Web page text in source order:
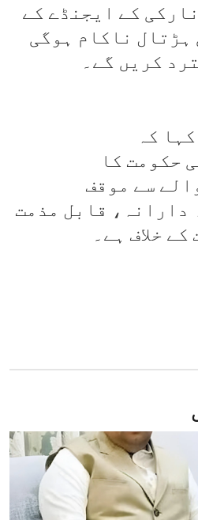
کے ایجنڈے کے
ہڑتال ناکام ہوگی
کریں گے۔
کہ
حکومت کا
سے موقف
دارانہ، قابل مذمت
خلاف ہے۔